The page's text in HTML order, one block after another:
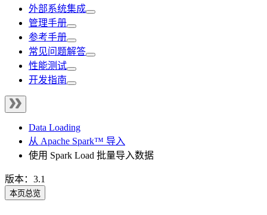
外部系统集成
管理手册
参考手册
常见问题解答
性能测试
开发指南
Data Loading
从 Apache Spark™ 导入
使用 Spark Load 批量导入数据
版本：3.1
本页总览